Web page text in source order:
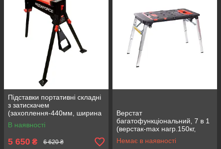
Підставки портативні складні
з затискачем
(захоплення-440мм, ширина
губок-180мм) ROCKFORCE
RF-625955
В наявності
5 650 ₴ 6 620 ₴
Верстат
багатофункціональний, 7 в 1
(верстак-max нагр.150кг,
візок-150кг, лісу-250кг, робоча
платформа-108х45см,
Немає в наявності